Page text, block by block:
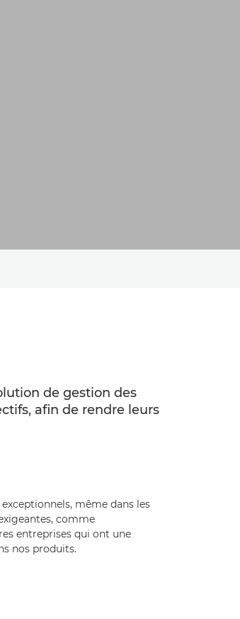
de gestion des
afin de rendre leurs
même dans les
comme
entreprises qui ont une
nos produits.